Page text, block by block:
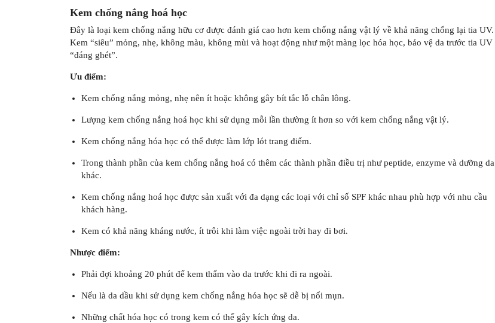
Kem chống nắng hoá học
Đây là loại kem chống nắng hữu cơ được đánh giá cao hơn kem chống nắng vật lý về khả năng chống lại tia UV.
Kem “siêu” mỏng, nhẹ, không màu, không mùi và hoạt động như một màng lọc hóa học, bảo vệ da trước tia UV
“đáng ghét”.
Ưu điểm:
Kem chống nắng mỏng, nhẹ nên ít hoặc không gây bít tắc lỗ chân lông.
Lượng kem chống nắng hoá học khi sử dụng mỗi lần thường ít hơn so với kem chống nắng vật lý.
Kem chống nắng hóa học có thể được làm lớp lót trang điểm.
Trong thành phần của kem chống nắng hoá có thêm các thành phần điều trị như peptide, enzyme và dưỡng da
khác.
Kem chống nắng hoá học được sản xuất với đa dạng các loại với chỉ số SPF khác nhau phù hợp với nhu cầu
khách hàng.
Kem có khả năng kháng nước, ít trôi khi làm việc ngoài trời hay đi bơi.
Nhược điểm:
Phải đợi khoảng 20 phút để kem thấm vào da trước khi đi ra ngoài.
Nếu là da dầu khi sử dụng kem chống nắng hóa học sẽ dễ bị nổi mụn.
Những chất hóa học có trong kem có thể gây kích ứng da.